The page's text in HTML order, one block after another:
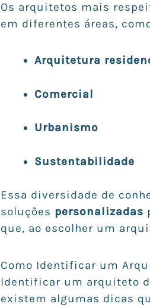
Os arquitetos mais
em diferentes áreas,
Arquitetura
Comercial
Urbanismo
Sustentabilidade
Essa diversidade de
soluções personalizadas
que, ao escolher um
Como Identificar um
Identificar um arquiteto
existem algumas dicas